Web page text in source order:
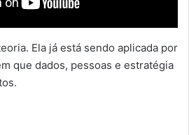
Ela já está sendo aplicada por
que dados, pessoas e estratégia